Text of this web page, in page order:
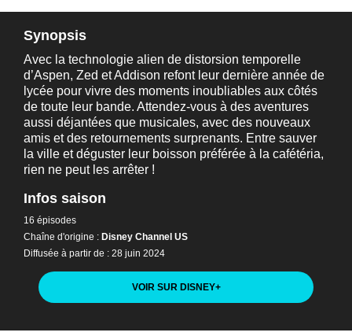
Synopsis
Avec la technologie alien de distorsion temporelle
d’Aspen, Zed et Addison refont leur dernière année de
lycée pour vivre des moments inoubliables aux côtés
de toute leur bande. Attendez-vous à des aventures
aussi déjantées que musicales, avec des nouveaux
amis et des retournements surprenants. Entre sauver
la ville et déguster leur boisson préférée à la cafétéria,
rien ne peut les arrêter !
Infos saison
16 épisodes
Chaîne d'origine : Disney Channel US
Diffusée à partir de : 28 juin 2024
VOIR SUR DISNEY+